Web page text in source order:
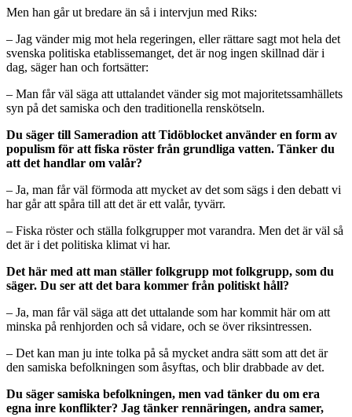
Men han går ut bredare än så i intervjun med Riks:
– Jag vänder mig mot hela regeringen, eller rättare sagt mot hela det
svenska politiska etablissemanget, det är nog ingen skillnad där i
dag, säger han och fortsätter:
– Man får väl säga att uttalandet vänder sig mot majoritetssamhällets
syn på det samiska och den traditionella renskötseln.
Du säger till Sameradion att Tidöblocket använder en form av
populism för att fiska röster från grundliga vatten. Tänker du
att det handlar om valår?
– Ja, man får väl förmoda att mycket av det som sägs i den debatt vi
har går att spåra till att det är ett valår, tyvärr.
– Fiska röster och ställa folkgrupper mot varandra. Men det är väl så
det är i det politiska klimat vi har.
Det här med att man ställer folkgrupp mot folkgrupp, som du
säger. Du ser att det bara kommer från politiskt håll?
– Ja, man får väl säga att det uttalande som har kommit här om att
minska på renhjorden och så vidare, och se över riksintressen.
– Det kan man ju inte tolka på så mycket andra sätt som att det är
den samiska befolkningen som åsyftas, och blir drabbade av det.
Du säger samiska befolkningen, men vad tänker du om era
egna inre konflikter? Jag tänker rennäringen, andra samer,